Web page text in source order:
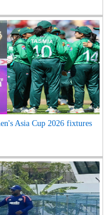
Asia Cup 2026 fixtures